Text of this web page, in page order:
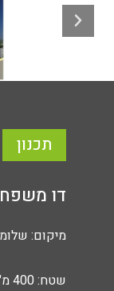
תכנון
דו
מיקום:
שטח: 400 מ"ר